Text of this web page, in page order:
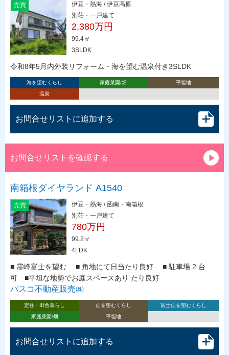
売買
伊豆・熱海 / 伊豆高原
別荘・一戸建て
2,380万円
99.4㎡
3SLDK
令和8年5月内外装リフォーム・海を望む温泉付き3SLDK
海を望むくらし 家庭菜園/畑
平坦地
温泉
お問合せリストに追加する
お問合せリストを確認する
南箱根ダイヤランド A1540
売買
伊豆・熱海 / 函南・南箱根
別荘・一戸建て
780万円
99.2㎡
4LDK
■ 霊峰富士を望む ■ 角地にて日当たり良好 ■ 駐車場 2 台
可 ■平坦な地勢でお庭スペースあり たり良好
パスコ不動産販売㈱
定住・田舎暮らし 山を望むくらし
富士山を望むくらし
家庭菜園/畑
平坦地
お問合せリストに追加する